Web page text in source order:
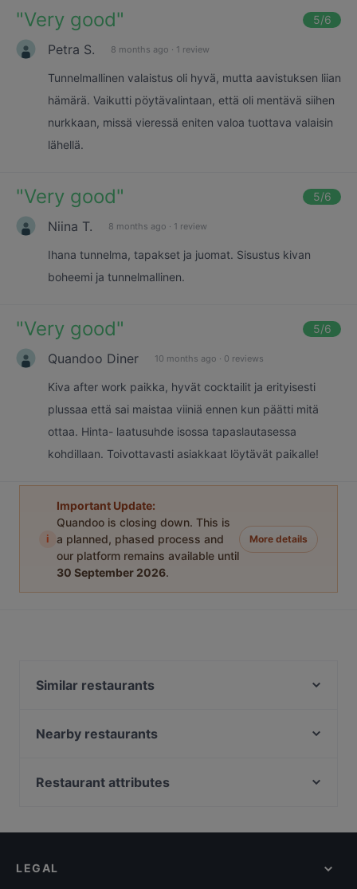
"Very good" 5/6
Petra S. 8 months ago · 1 review
Tunnelmallinen valaistus oli hyvä, mutta aavistuksen liian
hämärä. Vaikutti pöytävalintaan, että oli mentävä siihen
nurkkaan, missä vieressä eniten valoa tuottava valaisin
lähellä.
"Very good" 5/6
Niina T. 8 months ago · 1 review
Ihana tunnelma, tapakset ja juomat. Sisustus kivan
boheemi ja tunnelmallinen.
"Very good" 5/6
Quandoo Diner 10 months ago · 0 reviews
Kiva after work paikka, hyvät cocktailit ja erityisesti
plussaa että sai maistaa viiniä ennen kun päätti mitä
ottaa. Hinta- laatusuhde isossa tapaslautasessa
kohdillaan. Toivottavasti asiakkaat löytävät paikalle!
i
Important Update:
Quandoo is closing down. This is
a planned, phased process and
our platform remains available until
30 September 2026.
More details
Similar restaurants
Chill & Grill
Saigon Bistro
Tian Tian Dumplings
Nearby restaurants
Ekeko Restobar
PURÉ Helsinki Ravintola
Restaurant attributes
English Speaking Restaurants in Helsinki
LEGAL